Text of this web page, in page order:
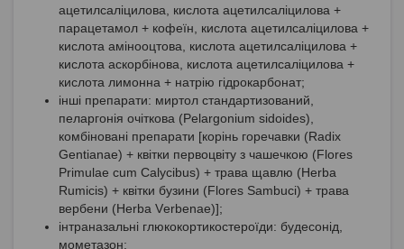
ацетилсаліцилова, кислота ацетилсаліцилова +
парацетамол + кофеїн, кислота ацетилсаліцилова +
кислота амінооцтова, кислота ацетилсаліцилова +
кислота аскорбінова, кислота ацетилсаліцилова +
кислота лимонна + натрію гідрокарбонат;
інші препарати: миртол стандартизований,
пеларгонія очіткова (Pelargonium sidoides),
комбіновані препарати [корінь горечавки (Rаdіх
Gеntіаnае) + квітки первоцвіту з чашечкою (Flоrеs
Рrіmulае сum Саlyсіbus) + трава щавлю (Неrba
Rumісіs) + квітки бузини (Flоrеs Sаmbuсі) + трава
вербени (Неrbа Vеrbеnае)];
інтраназальні глюкокортикостероїди: будесонід,
мометазон;